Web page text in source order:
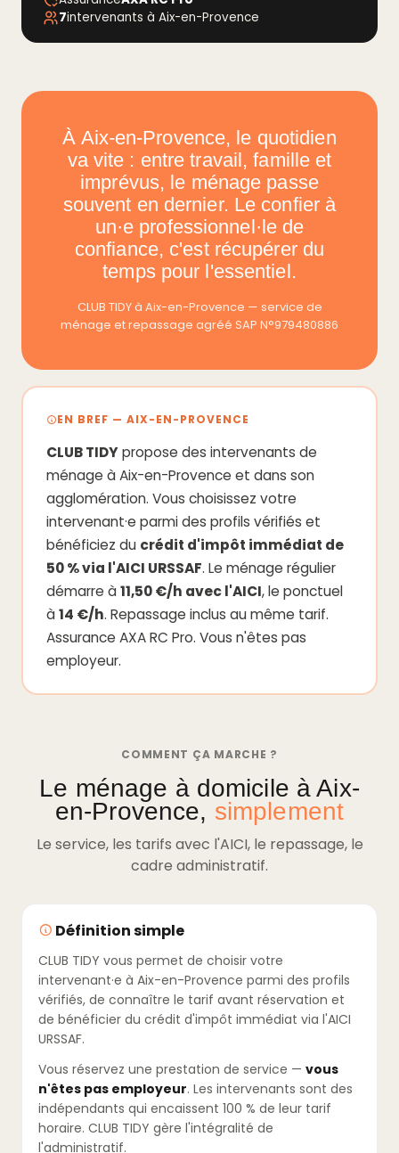
7intervenants à Aix-en-Provence
À Aix-en-Provence, le quotidien
va vite : entre travail, famille et
imprévus, le ménage passe
souvent en dernier. Le confier à
un·e professionnel·le de
confiance, c'est récupérer du
temps pour l'essentiel.
CLUB TIDY à Aix-en-Provence — service de
ménage et repassage agréé SAP N°979480886
EN BREF — AIX-EN-PROVENCE
CLUB TIDYpropose des intervenants de
ménage à Aix-en-Provence et dans son
agglomération. Vous choisissez votre
intervenant·e parmi des profils vérifiés et
bénéficiez du crédit d'impôt immédiat de
50 % via l'AICI URSSAF. Le ménage régulier
démarre à11,50 €/h avec l'AICI, le ponctuel
à14 €/h. Repassage inclus au même tarif.
Assurance AXA RC Pro. Vous n'êtes pas
employeur.
COMMENT ÇA MARCHE ?
Le ménage à domicile à Aix-
en-Provence, simplement
Le service, les tarifs avec l'AICI, le repassage, le
cadre administratif.
Définition simple
CLUB TIDY vous permet de choisir votre
intervenant·e à Aix-en-Provence parmi des profils
vérifiés, de connaître le tarif avant réservation et
de bénéficier du crédit d'impôt immédiat via l'AICI
URSSAF.
Vous réservez une prestation de service — vous
n'êtes pas employeur. Les intervenants sont des
indépendants qui encaissent 100 % de leur tarif
horaire. CLUB TIDY gère l'intégralité de
l'administratif.